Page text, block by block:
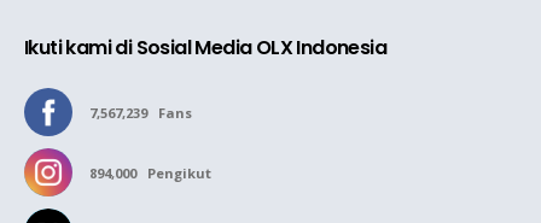
Ikuti kami di Sosial Media OLX Indonesia
7,567,239 Fans
894,000 Pengikut